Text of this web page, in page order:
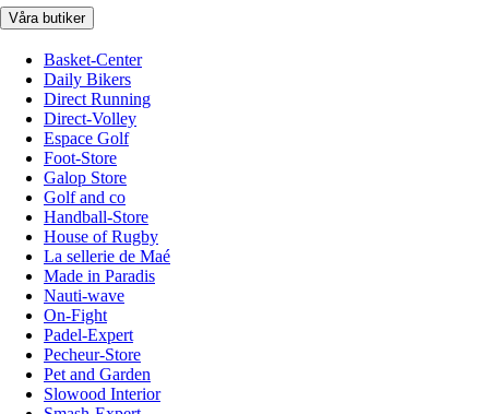
Våra butiker
Basket-Center
Daily Bikers
Direct Running
Direct-Volley
Espace Golf
Foot-Store
Galop Store
Golf and co
Handball-Store
House of Rugby
La sellerie de Maé
Made in Paradis
Nauti-wave
On-Fight
Padel-Expert
Pecheur-Store
Pet and Garden
Slowood Interior